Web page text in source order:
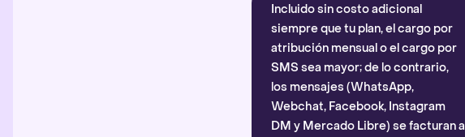
Incluido sin costo adicional
siempre que tu plan, el cargo por
atribución mensual o el cargo por
SMS sea mayor; de lo contrario,
los mensajes (WhatsApp,
Webchat, Facebook, Instagram
DM y Mercado Libre) se facturan a